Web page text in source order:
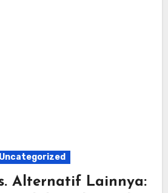
Uncategorized
Alternatif Lainnya: